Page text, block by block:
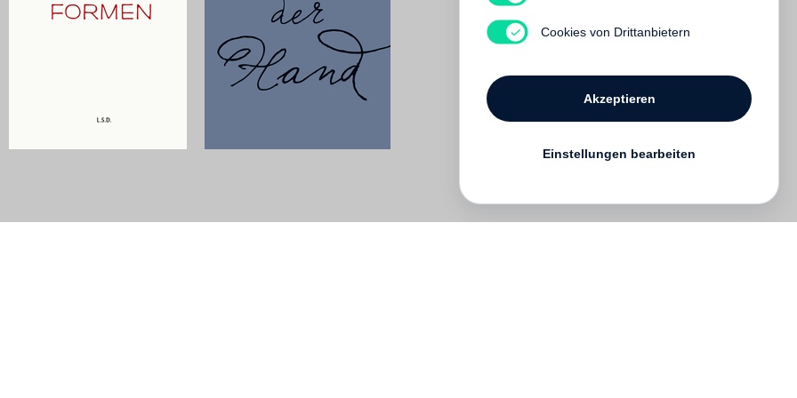
Cookies von Drittanbietern
Akzeptieren
Einstellungen bearbeiten